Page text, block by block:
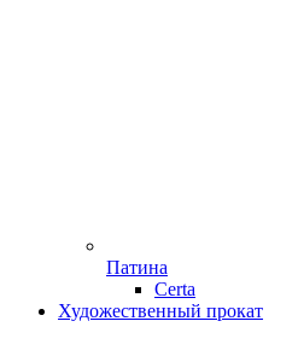
Патина
Certa
Художественный прокат